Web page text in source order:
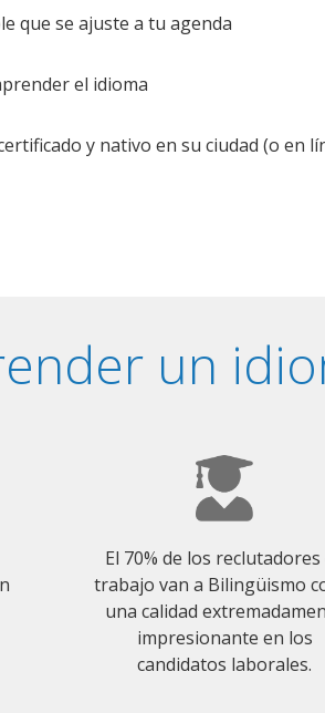
que se ajuste a tu agenda
el idioma
y nativo en su ciudad (o en
un
El 70% de los reclutadores
trabajo van a Bilingüismo
una calidad
impresionante en los
candidatos laborales.